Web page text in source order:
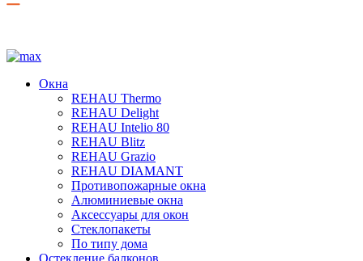
Окна
REHAU Thermo
REHAU Delight
REHAU Intelio 80
REHAU Blitz
REHAU Grazio
REHAU DIAMANT
Противопожарные окна
Алюминиевые окна
Аксессуары для окон
Стеклопакеты
По типу дома
Остекление балконов